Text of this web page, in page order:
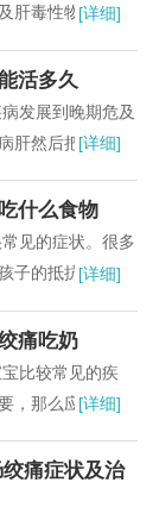
肝毒性物质（如
[详细]
活多久
发展到晚期危及
肝然后把一个健
[详细]
什么食物
见的症状。很多
子的抵抗能力和
[详细]
痛吃奶
比较常见的疾
，那么应该怎样
[详细]
痛症状及治